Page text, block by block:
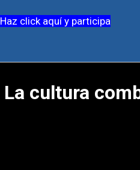
Haz click aquí y participa
La cultura